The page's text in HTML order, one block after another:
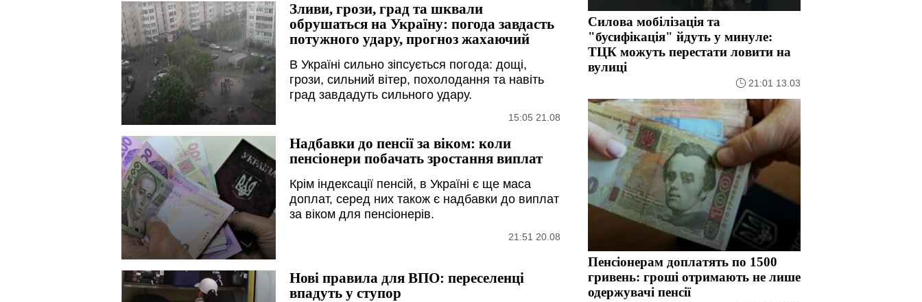
Зливи, грози, град та шквали
обрушаться на Україну: погода завдасть
потужного удару, прогноз жахаючий
В Україні сильно зіпсується погода: дощі,
грози, сильний вітер, похолодання та навіть
град завдадуть сильного удару.
15:05 21.08
Надбавки до пенсії за віком: коли
пенсіонери побачать зростання виплат
Крім індексації пенсій, в Україні є ще маса
доплат, серед них також є надбавки до виплат
за віком для пенсіонерів.
21:51 20.08
Нові правила для ВПО: переселенці
впадуть у ступор
Силова мобілізація та
"бусифікація" йдуть у минуле:
ТЦК можуть перестати ловити на
вулиці
21:01 13.03
Пенсіонерам доплатять по 1500
гривень: гроші отримають не лише
одержувачі пенсії